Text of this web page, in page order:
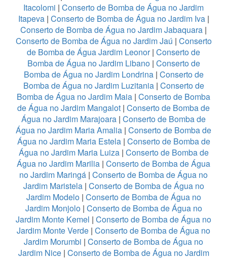
Itacolomi | Conserto de Bomba de Água no Jardim
Itapeva| Conserto de Bomba de Água no Jardim Iva|
Conserto de Bomba de Água no Jardim Jabaquara |
Conserto de Bomba de Água no Jardim Jaú | Conserto
de Bomba de Água Jardim Leonor| Conserto de
Bomba de Água no Jardim Libano| Conserto de
Bomba de Água no Jardim Londrina| Conserto de
Bomba de Água no Jardim Luzitania| Conserto de
Bomba de Água no Jardim Maia | Conserto de Bomba
de Água no Jardim Mangalot | Conserto de Bomba de
Água no Jardim Marajoara | Conserto de Bomba de
Água no Jardim Maria Amalia | Conserto de Bomba de
Água no Jardim Maria Estela| Conserto de Bomba de
Água no Jardim Maria Luiza| Conserto de Bomba de
Água no Jardim Marilia | Conserto de Bomba de Água
no Jardim Maringá | Conserto de Bomba de Água no
Jardim Maristela| Conserto de Bomba de Água no
Jardim Modelo| Conserto de Bomba de Água no
Jardim Monjolo| Conserto de Bomba de Água no
Jardim Monte Kemel | Conserto de Bomba de Água no
Jardim Monte Verde | Conserto de Bomba de Água no
Jardim Morumbi | Conserto de Bomba de Água no
Jardim Nice| Conserto de Bomba de Água no Jardim